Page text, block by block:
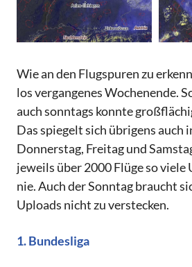
Wie an den Flugspuren zu
los vergangenes Wochenende.
auch sonntags konnte
Das spiegelt sich übrigens auch
Donnerstag, Freitag und
jeweils über 2000 Flüge so viele
nie. Auch der Sonntag braucht
Uploads nicht zu verstecken.
1. Bundesliga